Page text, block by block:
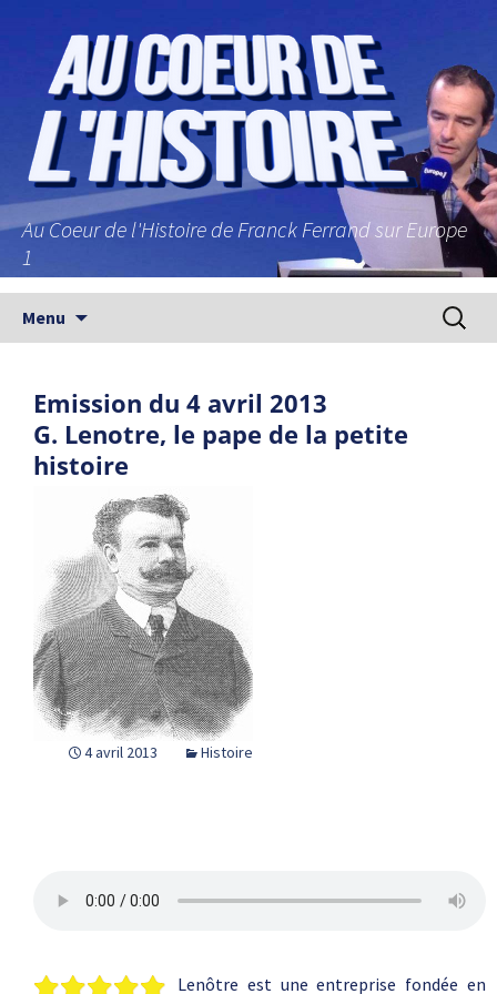
Au Coeur de l'Histoire de Franck Ferrand sur Europe
1
Menu
Emission du 4 avril 2013
G. Lenotre, le pape de la petite
histoire
4 avril 2013 Histoire
Lenôtre est une entreprise fondée en